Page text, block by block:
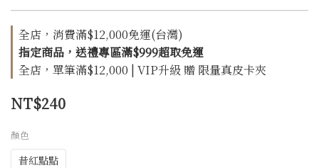
全店，消費滿$12,000免運(台灣)
指定商品，送禮專區滿$999超取免運
全店，單筆滿$12,000 | VIP升級 贈 限量真皮卡夾
NT$240
顏色
昔紅點點